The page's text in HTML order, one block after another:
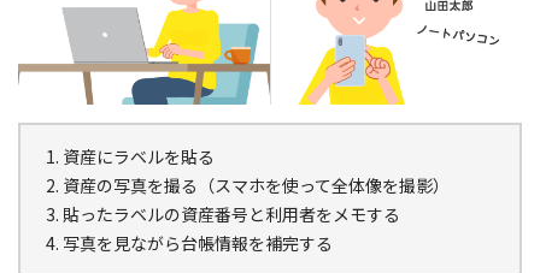
資産にラベルを貼る
資産の写真を撮る（スマホを使って全体像を撮影）
貼ったラベルの資産番号と利用者をメモする
写真を見ながら台帳情報を補完する